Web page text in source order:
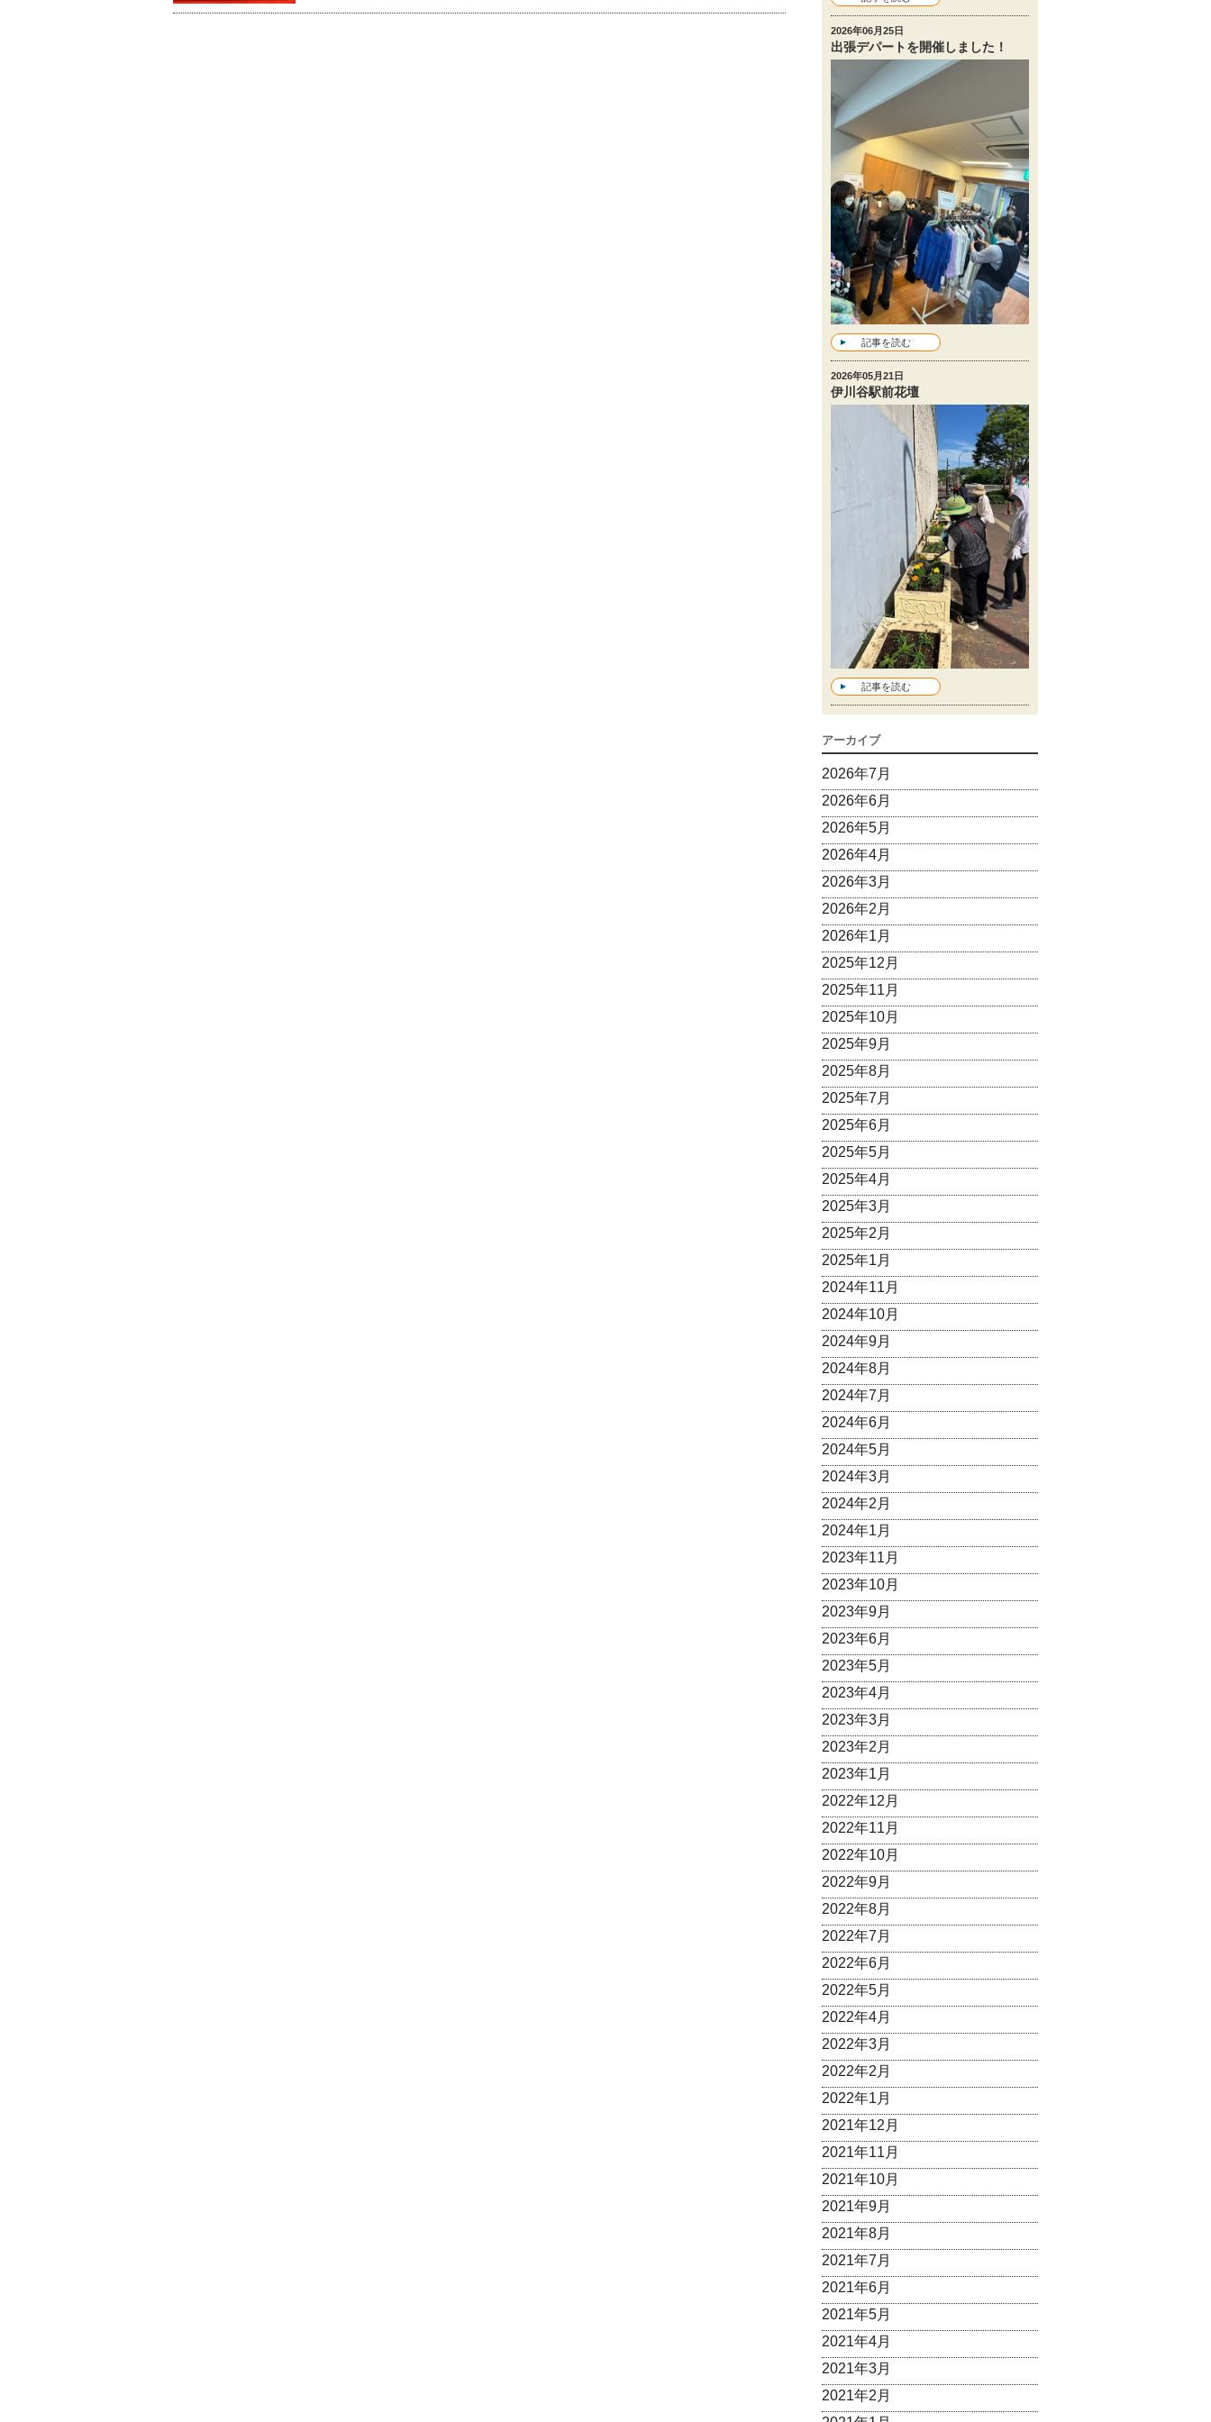
2026年06月25日
出張デパートを開催しました！
記事を読む
2026年05月21日
伊川谷駅前花壇
記事を読む
アーカイブ
2026年7月
2026年6月
2026年5月
2026年4月
2026年3月
2026年2月
2026年1月
2025年12月
2025年11月
2025年10月
2025年9月
2025年8月
2025年7月
2025年6月
2025年5月
2025年4月
2025年3月
2025年2月
2025年1月
2024年11月
2024年10月
2024年9月
2024年8月
2024年7月
2024年6月
2024年5月
2024年3月
2024年2月
2024年1月
2023年11月
2023年10月
2023年9月
2023年6月
2023年5月
2023年4月
2023年3月
2023年2月
2023年1月
2022年12月
2022年11月
2022年10月
2022年9月
2022年8月
2022年7月
2022年6月
2022年5月
2022年4月
2022年3月
2022年2月
2022年1月
2021年12月
2021年11月
2021年10月
2021年9月
2021年8月
2021年7月
2021年6月
2021年5月
2021年4月
2021年3月
2021年2月